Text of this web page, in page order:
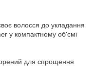
волосся до укладання
у компактному об'ємі
для спрощення